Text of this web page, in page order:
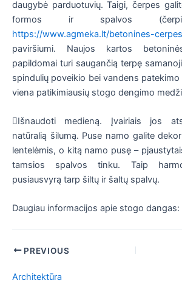
daugybė parduotuvių. Taigi, čerpes
formos ir spalvos
https://www.agmeka.lt/betonines-cerpes
paviršiumi. Naujos kartos
papildomai turi saugančią terpę
spindulių poveikio bei vandens patekimo
viena patikimiausių stogo dengimo
Išnaudoti medieną. Įvairiais jos
natūralią šilumą. Puse namo galite
lentelėmis, o kitą namo pusę –
tamsios spalvos tinku. Taip
pusiausvyrą tarp šiltų ir šaltų spalvų.
Daugiau informacijos apie stogo dangas:
PostPREVIOUS
Architektūra